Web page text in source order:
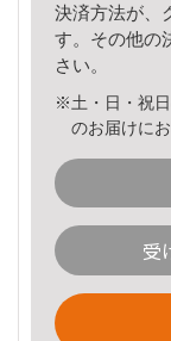
決済方法が、
す。その他の
さい。
※土・日・祝
のお届けに
受